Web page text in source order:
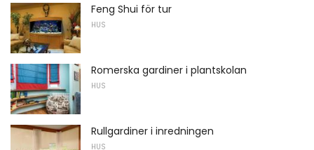
Feng Shui för tur
HUS
Romerska gardiner i plantskolan
HUS
Rullgardiner i inredningen
HUS